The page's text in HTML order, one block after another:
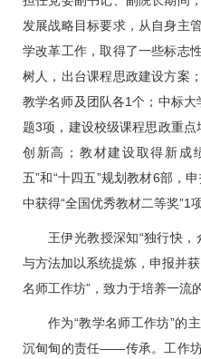
发展战略目标要求，从自身主
学改革工作，取得了一些标志
树人，出台课程思政建设方案
教学名师及团队各1个；中标
题3项，建设校级课程思政重
创新高；教材建设取得新成
五”和“十四五”规划教材6部，
中获得“全国优秀教材二等奖”1项
王伊光教授深知“独行快，
与方法加以系统提炼，申报并
名师工作坊”，致力于培养一流
作为“教学名师工作坊”的主
沉甸甸的责任——传承。工作